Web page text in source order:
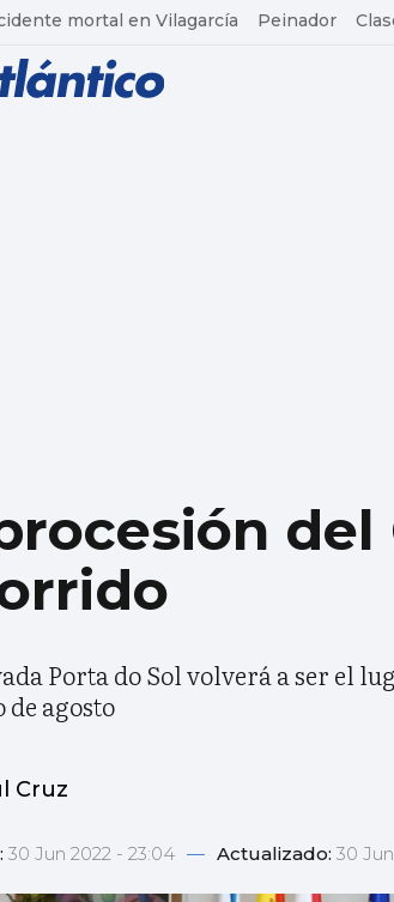
mortal en Vilagarcía Peinador
Porta do Sol volverá a ser el
agosto
Cruz
30 Jun 2022 - 23:04 — Actualizado: 30